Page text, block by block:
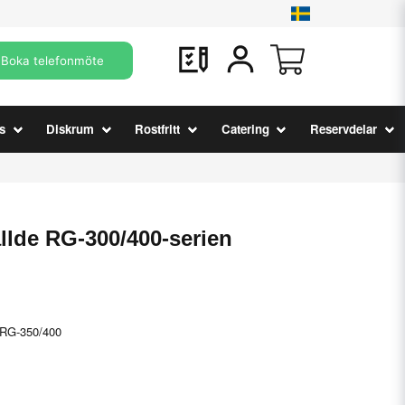
Boka telefonmöte
Diskrum Rostfritt Catering Reservdelar
RG-300/400-serien
350/400